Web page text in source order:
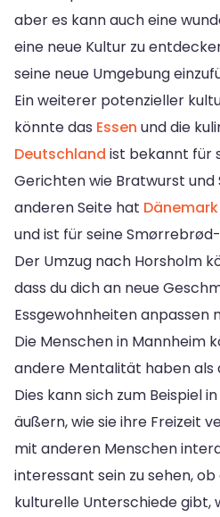
aber es kann auch eine
eine neue Kultur zu
seine neue Umgebung
Ein weiterer potenzieller
könnte das Essen und die
Deutschland ist bekannt für
Gerichten wie Bratwurst und
anderen Seite hat Dänemark
und ist für seine
Der Umzug nach Horsholm
dass du dich an neue
Essgewohnheiten anpassen
Die Menschen in Mannheim
andere Mentalität haben als
Dies kann sich zum Beispiel
äußern, wie sie ihre Freizeit
mit anderen Menschen
interessant sein zu sehen,
kulturelle Unterschiede gibt,